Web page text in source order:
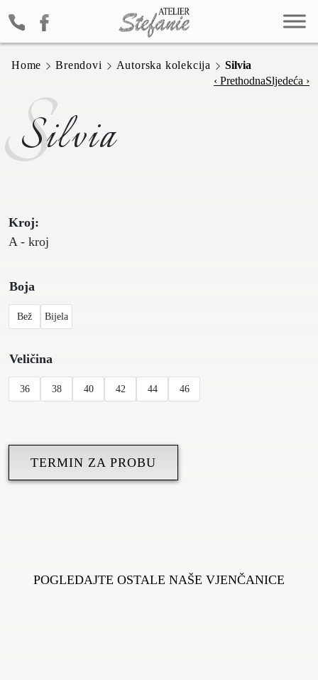
Home Brendovi Autorska kolekcija
Silvia
‹ PrethodnaSljedeća ›
S
Silvia
Kroj:
A - kroj
Boja
Bež Bijela
Veličina
36 38 40 42 44 46
TERMIN ZA PROBU
POGLEDAJTE OSTALE NAŠE VJENČANICE